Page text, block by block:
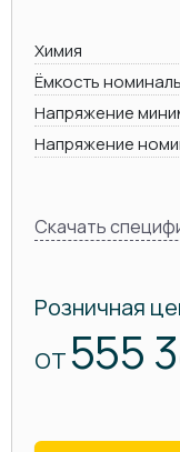
Химия
Ёмкость
Напряжение
Напряжение
Скачать
Розничная
ОТ555